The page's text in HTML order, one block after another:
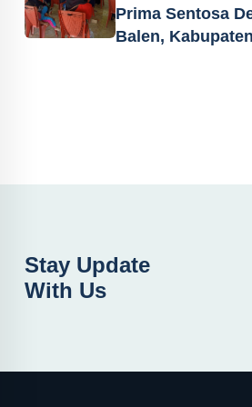
Prima Sentosa
Balen,
Stay Update
With Us